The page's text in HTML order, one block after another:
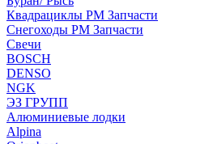
Квадрациклы РМ Запчасти
Снегоходы РМ Запчасти
Свечи
BOSCH
DENSO
NGK
ЭЗ ГРУПП
Алюминиевые лодки
Alpina